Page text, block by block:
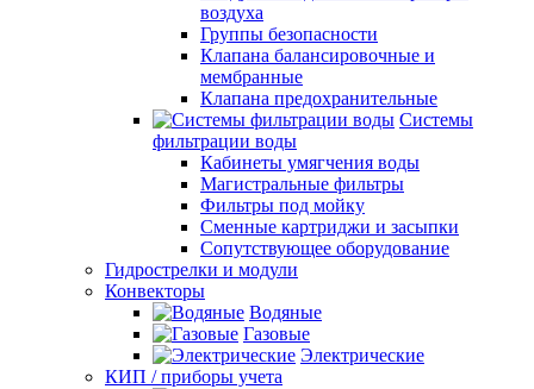
воздуха
Группы безопасности
Клапана балансировочные и
мембранные
Клапана предохранительные
Системы
фильтрации воды
Кабинеты умягчения воды
Магистральные фильтры
Фильтры под мойку
Сменные картриджи и засыпки
Сопутствующее оборудование
Гидрострелки и модули
Конвекторы
Водяные
Газовые
Электрические
КИП / приборы учета